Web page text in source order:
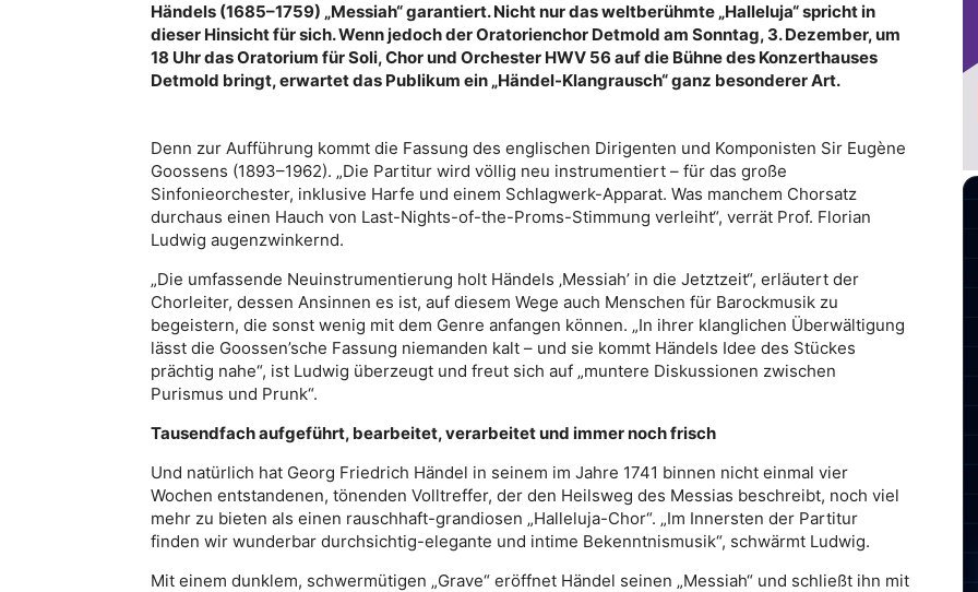
Händels (1685­–1759) „Messiah“ garantiert. Nicht nur das weltberühmte „Halleluja“ spricht in
dieser Hinsicht für sich. Wenn jedoch der Oratorienchor Detmold am Sonntag, 3. Dezember, um
18 Uhr das Oratorium für Soli, Chor und Orchester HWV 56 auf die Bühne des Konzerthauses
Detmold bringt, erwartet das Publikum ein „Händel-Klangrausch“ ganz besonderer Art.
Denn zur Aufführung kommt die Fassung des englischen Dirigenten und Komponisten Sir Eugène
Goossens (1893–1962). „Die Partitur wird völlig neu instrumentiert – für das große
Sinfonieorchester, inklusive Harfe und einem Schlagwerk-Apparat. Was manchem Chorsatz
durchaus einen Hauch von Last-Nights-of-the-Proms-Stimmung verleiht“, verrät Prof. Florian
Ludwig augenzwinkernd.
„Die umfassende Neuinstrumentierung holt Händels ‚Messiah’ in die Jetztzeit“, erläutert der
Chorleiter, dessen Ansinnen es ist, auf diesem Wege auch Menschen für Barockmusik zu
begeistern, die sonst wenig mit dem Genre anfangen können. „In ihrer klanglichen Überwältigung
lässt die Goossen’sche Fassung niemanden kalt – und sie kommt Händels Idee des Stückes
prächtig nahe“, ist Ludwig überzeugt und freut sich auf „muntere Diskussionen zwischen
Purismus und Prunk“.
Tausendfach aufgeführt, bearbeitet, verarbeitet und immer noch frisch
Und natürlich hat Georg Friedrich Händel in seinem im Jahre 1741 binnen nicht einmal vier
Wochen entstandenen, tönenden Volltreffer, der den Heilsweg des Messias beschreibt, noch viel
mehr zu bieten als einen rauschhaft-grandiosen „Halleluja-Chor“. „Im Innersten der Partitur
finden wir wunderbar durchsichtig-elegante und intime Bekenntnismusik“, schwärmt Ludwig.
Mit einem dunklem, schwermütigen „Grave“ eröffnet Händel seinen „Messiah“ und schließt ihn mit